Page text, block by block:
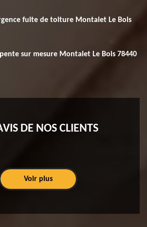
fuite de toiture Montalet Le Bois
sur mesure Montalet Le Bois 78440
DE NOS CLIENTS
Voir plus